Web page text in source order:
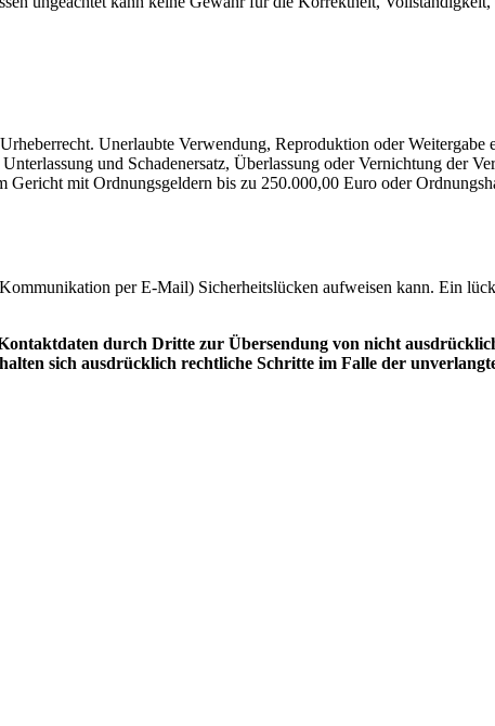
Unerlaubte Verwendung, Reproduktion oder
und Schadenersatz, Überlassung oder Vernichtung der
mit Ordnungsgeldern bis zu 250.000,00 Euro oder
per E-Mail) Sicherheitslücken aufweisen kann. Ein
durch Dritte zur Übersendung von nicht
sich ausdrücklich rechtliche Schritte im Falle der